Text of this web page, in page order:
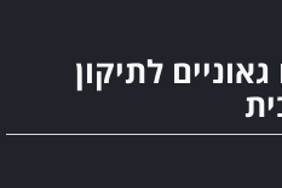
טיפים גאוניים לתיקון